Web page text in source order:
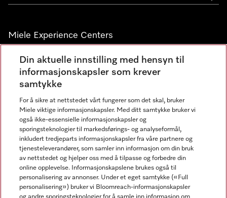
Miele Experience Centers
Miele Experience Center Nesbru
Miele Outlet Nesbru
Nyhetsbrev
Din aktuelle innstilling med hensyn til
informasjonskapsler som krever
samtykke
For å sikre at nettstedet vårt fungerer som det skal, bruker
Miele viktige informasjonskapsler. Med ditt samtykke bruker vi
også ikke-essensielle informasjonskapsler og
sporingsteknologier til markedsførings- og analyseformål,
inkludert tredjeparts informasjonskapsler fra våre partnere og
tjenesteleverandører, som samler inn informasjon om din bruk
av nettstedet og hjelper oss med å tilpasse og forbedre din
online opplevelse. Informasjonskapslene brukes også til
personalisering av annonser. Under et eget samtykke («Full
personalisering») bruker vi Bloomreach-informasjonskapsler